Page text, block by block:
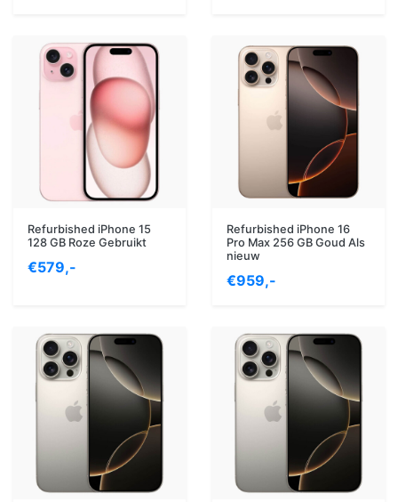
Refurbished iPhone 15
128 GB Roze Gebruikt
€579,-
Refurbished iPhone 16
Pro Max 256 GB Goud Als
nieuw
€959,-